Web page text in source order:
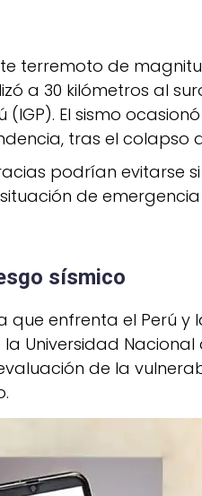
terremoto de
a 30 kilómetros al
(IGP). El sismo
tras el colapso
podrían
de
sísmico
enfrenta el Perú
Universidad
de la